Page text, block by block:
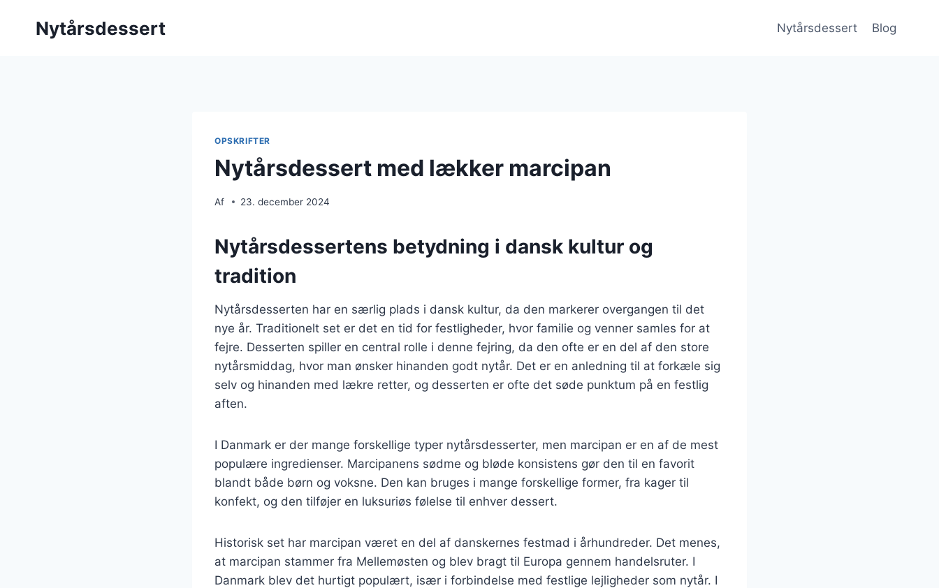
Nytårsdessert Nytårsdessert Blog
OPSKRIFTER
Nytårsdessert med lækker marcipan
Af 23. december 2024
Nytårsdessertens betydning i dansk kultur og
tradition
Nytårsdesserten har en særlig plads i dansk kultur, da den markerer overgangen til det
nye år. Traditionelt set er det en tid for festligheder, hvor familie og venner samles for at
fejre. Desserten spiller en central rolle i denne fejring, da den ofte er en del af den store
nytårsmiddag, hvor man ønsker hinanden godt nytår. Det er en anledning til at forkæle sig
selv og hinanden med lækre retter, og desserten er ofte det søde punktum på en festlig
aften.
I Danmark er der mange forskellige typer nytårsdesserter, men marcipan er en af de mest
populære ingredienser. Marcipanens sødme og bløde konsistens gør den til en favorit
blandt både børn og voksne. Den kan bruges i mange forskellige former, fra kager til
konfekt, og den tilføjer en luksuriøs følelse til enhver dessert.
Historisk set har marcipan været en del af danskernes festmad i århundreder. Det menes,
at marcipan stammer fra Mellemøsten og blev bragt til Europa gennem handelsruter. I
Danmark blev det hurtigt populært, især i forbindelse med festlige lejligheder som nytår. I